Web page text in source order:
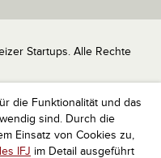
die Funktionalität und das
sind. Durch die
Einsatz von Cookies zu,
IFJ im Detail ausgeführt
Startups. Alle Rechte